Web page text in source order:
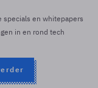
specials en whitepapers
in en rond tech